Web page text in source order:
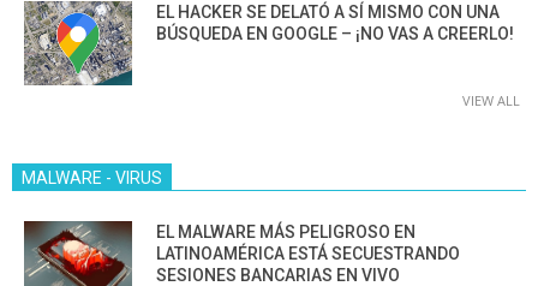
EL HACKER SE DELATÓ A SÍ MISMO CON UNA
BÚSQUEDA EN GOOGLE – ¡NO VAS A CREERLO!
VIEW ALL
MALWARE - VIRUS
EL MALWARE MÁS PELIGROSO EN
LATINOAMÉRICA ESTÁ SECUESTRANDO
SESIONES BANCARIAS EN VIVO